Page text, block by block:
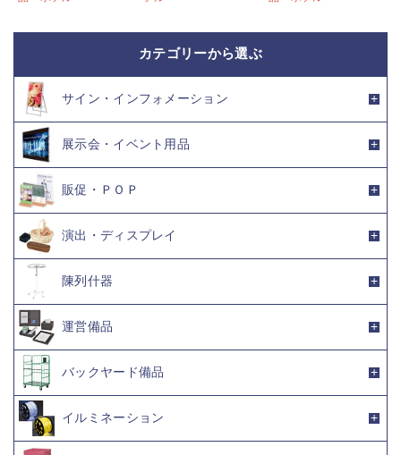
カテゴリーから選ぶ
サイン・インフォメーション
展示会・イベント用品
販促・ＰＯＰ
演出・ディスプレイ
陳列什器
運営備品
バックヤード備品
イルミネーション